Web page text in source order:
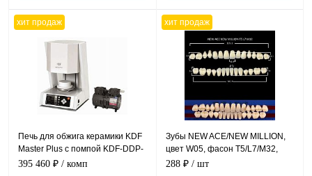
хит продаж
Печь для обжига керамики KDF
Master Plus c помпой KDF-DDP-
40 DENKEN KDF(Япония)
395 460 ₽ / комп
хит продаж
Зубы NEW ACE/NEW MILLION,
цвет W05, фасон T5/L7/M32,
полный гарнитур, 28шт.
288 ₽ / шт